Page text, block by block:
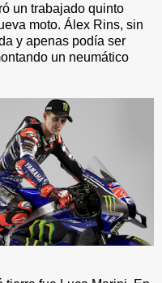
un trabajado quinto
moto. Álex Rins, sin
y apenas podía ser
un neumático